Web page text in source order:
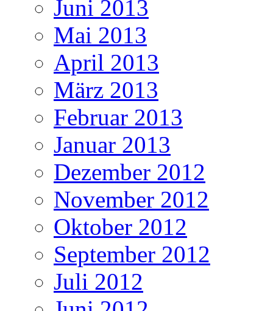
Juni 2013
Mai 2013
April 2013
März 2013
Februar 2013
Januar 2013
Dezember 2012
November 2012
Oktober 2012
September 2012
Juli 2012